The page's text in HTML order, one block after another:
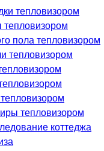
тепловизором
тепловизором
пола тепловизором
тепловизором
тепловизором
коттеджа